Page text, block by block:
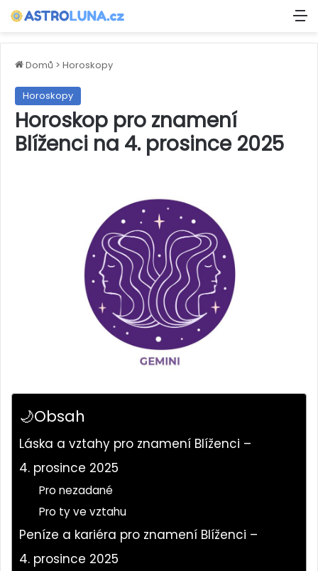
Domů > Horoskopy
Horoskopy
Horoskop pro znamení
Blíženci na 4. prosince 2025
🌙Obsah
Láska a vztahy pro znamení Blíženci –
4. prosince 2025
Pro nezadané
Pro ty ve vztahu
Peníze a kariéra pro znamení Blíženci –
4. prosince 2025